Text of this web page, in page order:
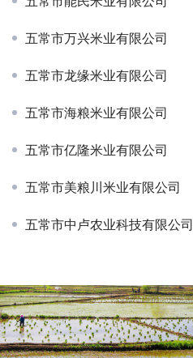
五常市万兴米业有限公司
五常市龙缘米业有限公司
五常市海粮米业有限公司
五常市亿隆米业有限公司
五常市美粮川米业有限公司
五常市中卢农业科技有限公司